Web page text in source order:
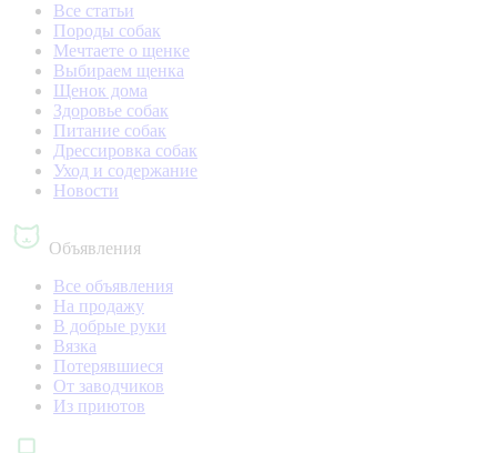
Все статьи
Породы собак
Мечтаете о щенке
Выбираем щенка
Щенок дома
Здоровье собак
Питание собак
Дрессировка собак
Уход и содержание
Новости
Объявления
Все объявления
На продажу
В добрые руки
Вязка
Потерявшиеся
От заводчиков
Из приютов